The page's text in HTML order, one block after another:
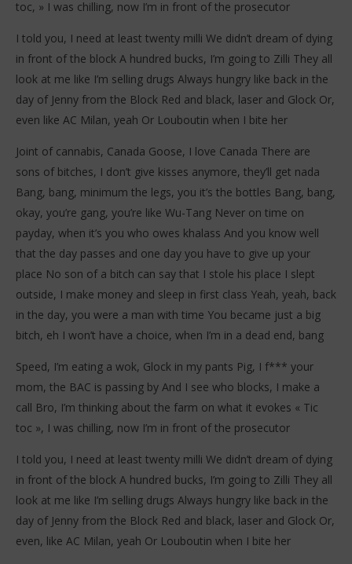
toc, » I was chilling, now I’m in front of the prosecutor
I told you, I need at least twenty milli We didn’t dream of dying
in front of the block A hundred bucks, I’m going to Zilli They all
look at me like I’m selling drugs Always hungry like back in the
day of Jenny from the Block Red and black, laser and Glock Or,
even like AC Milan, yeah Or Louboutin when I bite her
Joint of cannabis, Canada Goose, I love Canada There are
sons of bitches, I don’t give kisses anymore, they’ll get nada
Bang, bang, minimum the legs, you it’s the bottles Bang, bang,
okay, you’re gang, you’re like Wu-Tang Never on time on
payday, when it’s you who owes khalass And you know well
that the day passes and one day you have to give up your
place No son of a bitch can say that I stole his place I slept
outside, I make money and sleep in first class Yeah, yeah, back
in the day, you were a man with time You became just a big
bitch, eh I won’t have a choice, when I’m in a dead end, bang
Speed, I’m eating a wok, Glock in my pants Pig, I f*** your
mom, the BAC is passing by And I see who blocks, I make a
call Bro, I’m thinking about the farm on what it evokes « Tic
toc », I was chilling, now I’m in front of the prosecutor
I told you, I need at least twenty milli We didn’t dream of dying
in front of the block A hundred bucks, I’m going to Zilli They all
look at me like I’m selling drugs Always hungry like back in the
day of Jenny from the Block Red and black, laser and Glock Or,
even, like AC Milan, yeah Or Louboutin when I bite her